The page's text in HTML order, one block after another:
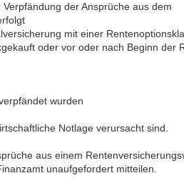
der Ansprüche aus dem
mit einer
oder vor oder nach Beginn der
wurden
Notlage verursacht sind.
aus einem
unaufgefordert mitteilen.